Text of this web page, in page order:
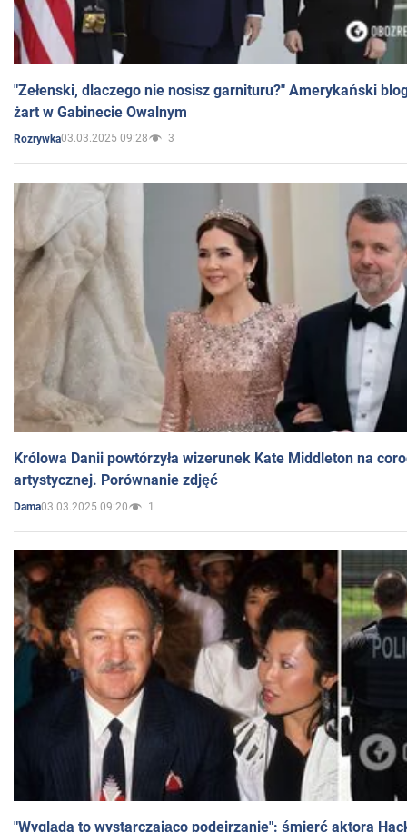
"Zełenski, dlaczego nie nosisz garnituru?" Amerykański
żart w Gabinecie Owalnym
Rozrywka03.03.2025 09:28 3
Królowa Danii powtórzyła wizerunek Kate Middleton na
artystycznej. Porównanie zdjęć
Dama03.03.2025 09:20 1
"Wygląda to wystarczająco podejrzanie": śmierć aktora